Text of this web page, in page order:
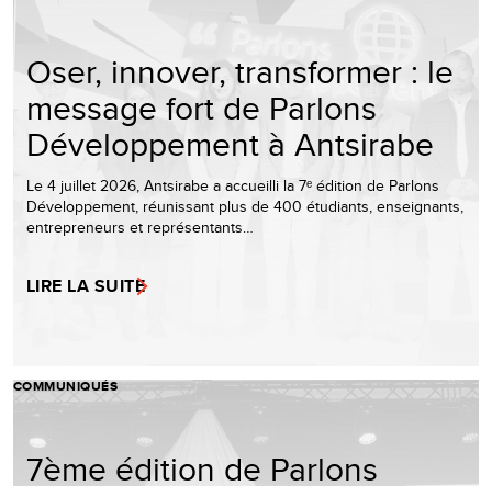
Oser, innover, transformer : le
message fort de Parlons
Développement à Antsirabe
Le 4 juillet 2026, Antsirabe a accueilli la 7ᵉ édition de Parlons
Développement, réunissant plus de 400 étudiants, enseignants,
entrepreneurs et représentants…
LIRE LA SUITE
COMMUNIQUÉS
7ème édition de Parlons